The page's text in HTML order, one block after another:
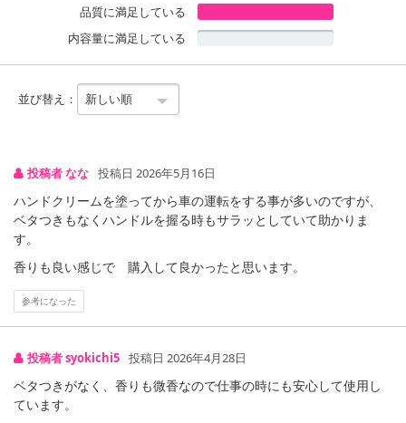
品質に満足している
内容量に満足している
並び替え：
投稿者 なな 投稿日 2026年5月16日
ハンドクリームを塗ってから車の運転をする事が多いのですが、
ベタつきもなくハンドルを握る時もサラッとしていて助かりま
す。
香りも良い感じで 購入して良かったと思います。
参考になった
投稿者 syokichi5 投稿日 2026年4月28日
ベタつきがなく、香りも微香なので仕事の時にも安心して使用し
ています。